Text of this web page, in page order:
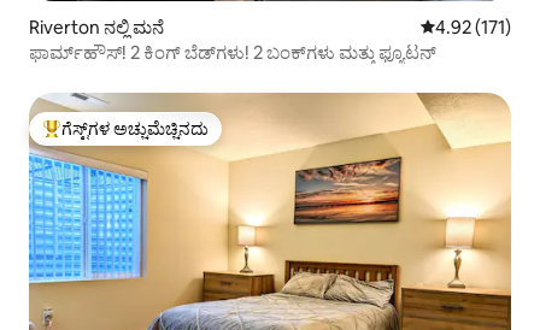
Riverton ನಲ್ಲಿ ಮನೆ 5 ರಲ್ಲಿ 4.92
4.92 (171)
ಫಾರ್ಮ್‌ಹೌಸ್! 2 ಕಿಂಗ್ ಬೆಡ್‌ಗಳು! 2 ಬಂಕ್‌ಗಳು ಮತ್ತು ಫ್ಯೂಟನ್
ಗೆಸ್ಟ್‌ಗಳಿಗೆ ಅತಿ ಹೆಚ್ಚು ಅಚ್ಚುಮೆಚ್ಚಿನದು
ಗೆಸ್ಟ್‌ಗಳ ಅಚ್ಚುಮೆಚ್ಚಿನದು